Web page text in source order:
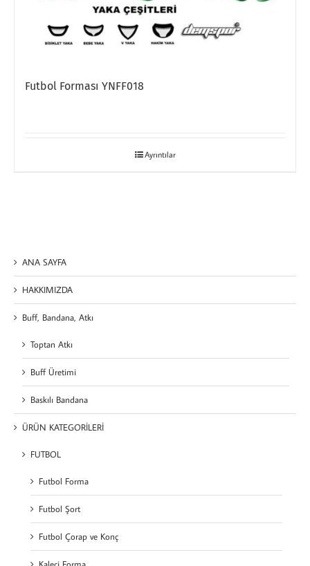
Futbol Forması YNFF018
Ayrıntılar
ANA SAYFA
HAKKIMIZDA
Buff, Bandana, Atkı
Toptan Atkı
Buff Üretimi
Baskılı Bandana
ÜRÜN KATEGORİLERİ
FUTBOL
Futbol Forma
Futbol Şort
Futbol Çorap ve Konç